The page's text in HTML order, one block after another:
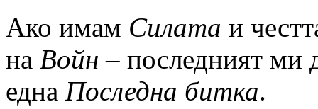
Ако имам Силата и
на Войн – последният ми
една Последна битка.